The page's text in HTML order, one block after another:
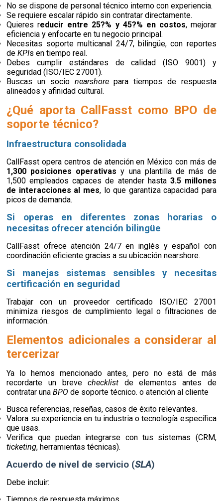
No se dispone de personal técnico interno con experiencia.
Se requiere escalar rápido sin contratar directamente.
Quieres reducir entre 25?% y 45?% en costos, mejorar
eficiencia y enfocarte en tu negocio principal.
Necesitas soporte multicanal 24/7, bilingüe, con reportes
de KPIs en tiempo real.
Debes cumplir estándares de calidad (ISO 9001) y
seguridad (ISO/IEC 27001).
Buscas un socio nearshorepara tiempos de respuesta
alineados y afinidad cultural.
¿Qué aporta CallFasst como BPO de
soporte técnico?
Infraestructura consolidada
CallFasst opera centros de atención en México con más de
1,300 posiciones operativas y una plantilla de más de
1,500 empleados capaces de atender hasta 3.5 millones
de interacciones al mes, lo que garantiza capacidad para
picos de demanda.
Si operas en diferentes zonas horarias o
necesitas ofrecer atención bilingüe
CallFasst ofrece atención 24/7 en inglés y español con
coordinación eficiente gracias a su ubicación nearshore.
Si manejas sistemas sensibles y necesitas
certificación en seguridad
Trabajar con un proveedor certificado ISO/IEC 27001
minimiza riesgos de cumplimiento legal o filtraciones de
información.
Elementos adicionales a considerar al
tercerizar
Ya lo hemos mencionado antes, pero no está de más
recordarte un brevechecklist de elementos antes de
contratar una BPO de soporte técnico. o atención al cliente
Busca referencias, reseñas, casos de éxito relevantes.
Valora su experiencia en tu industria o tecnología específica
que usas.
Verifica que puedan integrarse con tus sistemas (CRM,
ticketing, herramientas técnicas).
Acuerdo de nivel de servicio (SLA)
Debe incluir: